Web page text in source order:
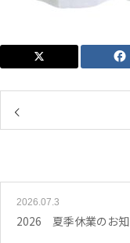
2026.07.3
2026 夏季休業のお